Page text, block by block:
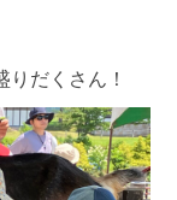
だくさん！